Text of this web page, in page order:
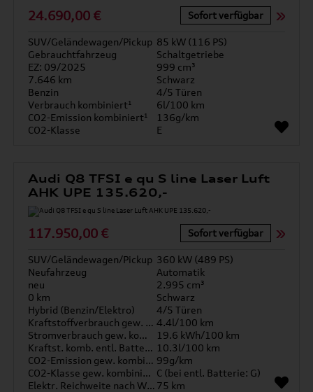
24.690,00 € Sofort verfügbar
SUV/Geländewagen/Pickup 85 kW (116 PS)
Gebrauchtfahrzeug
Schaltgetriebe
EZ: 09/2025
999 cm³
7.646 km
Schwarz
Benzin
4/5 Türen
Verbrauch kombiniert¹
6l/100 km
CO2-Emission kombiniert¹
136g/km
CO2-Klasse
E
Audi Q8 TFSI e qu S line Laser Luft
AHK UPE 135.620,-
117.950,00 € Sofort verfügbar
SUV/Geländewagen/Pickup 360 kW (489 PS)
Neufahrzeug
Automatik
neu
2.995 cm³
0 km
Schwarz
Hybrid (Benzin/Elektro)
4/5 Türen
Kraftstoffverbrauch gew. kombiniert 4.4l/100 km
Stromverbrauch gew. kombiniert
19.6 kWh/100 km
Kraftst. komb. entl. Batterie 10.3l/100 km
CO2-Emission gew. kombiniert 99g/km
CO2-Klasse gew. kombiniert C (bei entl. Batterie: G)
Elektr. Reichweite nach WLTP* 75 km